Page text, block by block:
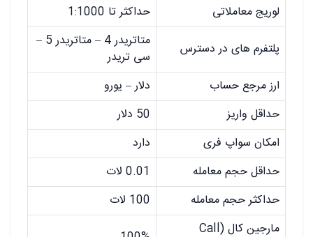
لوریج معاملاتی
حداکثر تا 1:1000
پلتفرم های در دسترس
متاتریدر 4 – متاتریدر 5 –
سی تریدر
ارز مرجع حساب
دلار – یورو
حداقل واریز
50 دلار
امکان سواپ فری
دارد
حداقل حجم معامله
0.01 لات
حداکثر حجم معامله
100 لات
مارجین کال (Call